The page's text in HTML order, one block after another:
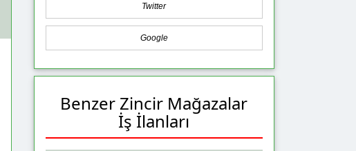
Twitter
Google
Benzer Zincir Mağazalar
İş İlanları